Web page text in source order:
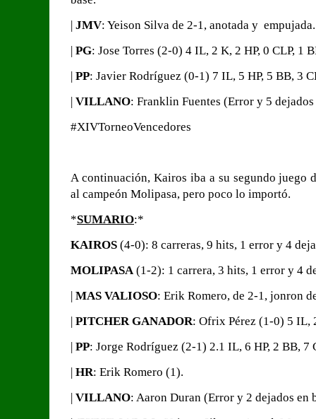
| JMV: Yeison Silva de 2-1, anotada y empujada.
| PG: Jose Torres (2-0) 4 IL, 2 K, 2 HP, 0 CLP, 1
| PP: Javier Rodríguez (0-1) 7 IL, 5 HP, 5 BB, 3
| VILLANO: Franklin Fuentes (Error y 5 dejados
#XIVTorneoVencedores
A continuación, Kairos iba a su segundo juego
al campeón Molipasa, pero poco lo importó.
*SUMARIO:*
KAIROS (4-0): 8 carreras, 9 hits, 1 error y 4
MOLIPASA(1-2): 1 carrera, 3 hits, 1 error y 4
| MAS VALIOSO: Erik Romero, de 2-1, jonron
| PITCHER GANADOR: Ofrix Pérez (1-0) 5 IL,
| PP: Jorge Rodríguez (2-1) 2.1 IL, 6 HP, 2 BB, 7
| HR: Erik Romero (1).
| VILLANO: Aaron Duran (Error y 2 dejados en